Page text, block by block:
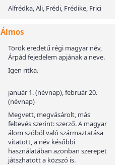
Alfrédka, Ali, Frédi, Frédike, Frici
Álmos
Török eredetű régi magyar név,
Árpád fejedelem apjának a neve.
Igen ritka.
január 1. (névnap), február 20.
(névnap)
Megvett, megvásárolt, más
feltevés szerint: szerző. A magyar
álom szóból való származtatása
vitatott, a név későbbi
használatában azonban szerepet
játszhatott a közszó is.